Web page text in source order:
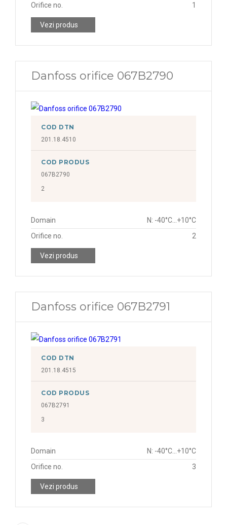
Orifice no.
1
Vezi produs
Danfoss orifice 067B2790
COD DTN
201.18.4510
COD PRODUS
067B2790
2
Domain
N: -40°C...+10°C
Orifice no.
2
Vezi produs
Danfoss orifice 067B2791
COD DTN
201.18.4515
COD PRODUS
067B2791
3
Domain
N: -40°C...+10°C
Orifice no.
3
Vezi produs